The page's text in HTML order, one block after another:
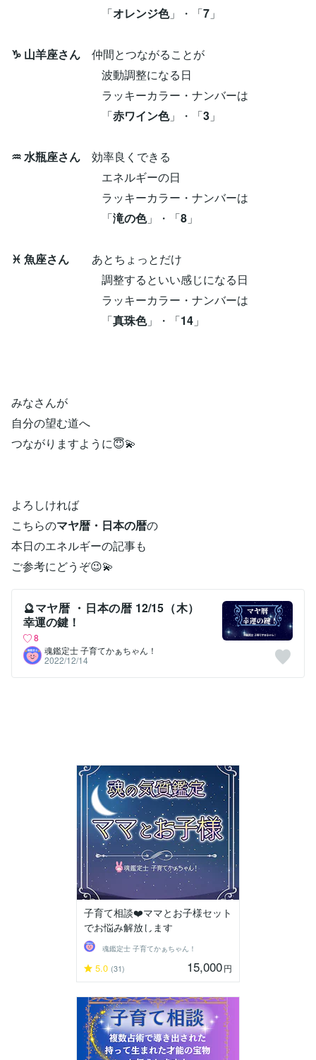
「オレンジ色」・「7 」
♑ 山羊座さん 仲間とつながることが
波動調整になる日
ラッキーカラー・ナンバーは
「赤ワイン色」・「3 」
♒ 水瓶座さん 効率良くできる
エネルギーの日
ラッキーカラー・ナンバーは
「滝の色」・「8 」
♓ 魚座さん あとちょっとだけ
調整するといい感じになる日
ラッキーカラー・ナンバーは
「真珠色」・「14 」
みなさんが
自分の望む道へ
つながりますように😇💫
よろしければ
こちらのマヤ暦・日本の暦の
本日のエネルギーの記事も
ご参考にどうぞ😉💫
🔮マヤ暦 ・日本の暦 12/15（木）
幸運の鍵！
8
魂鑑定士 子育てかぁちゃん！
2022/12/14
子育て相談❤️ママとお子様セット
でお悩み解放します
魂鑑定士 子育てかぁちゃん！
5.0 (31) 15,000円